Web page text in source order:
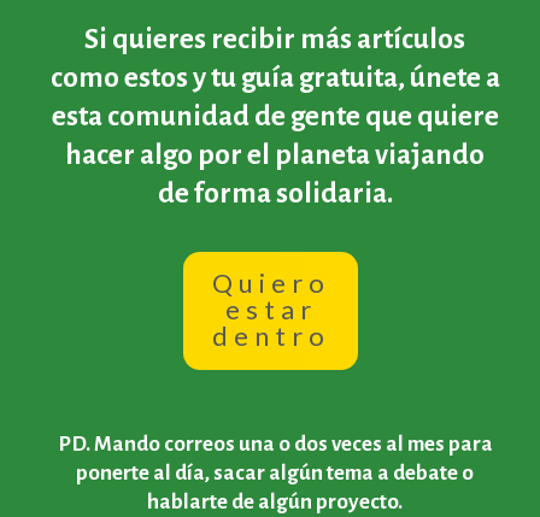
Si quieres recibir más artículos
como estos y tu guía gratuita, únete a
esta comunidad de gente que quiere
hacer algo por el planeta viajando
de forma solidaria.
Quiero
estar
dentro
PD. Mando correos una o dos veces al mes para
ponerte al día, sacar algún tema a debate o
hablarte de algún proyecto.